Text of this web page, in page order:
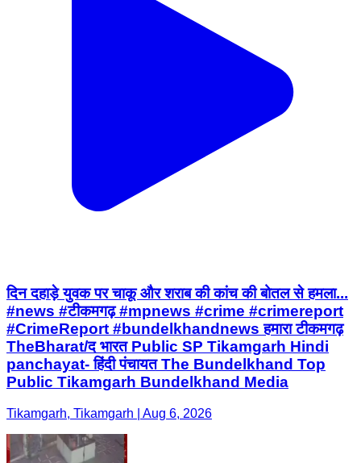
दिन दहाड़े युवक पर चाकू और शराब की कांच की बोतल से हमला...
#news #टीकमगढ़ #mpnews #crime #crimereport
#CrimeReport #bundelkhandnews हमारा टीकमगढ़
TheBharat/द भारत Public SP Tikamgarh Hindi
panchayat- हिंदी पंचायत The Bundelkhand Top
Public Tikamgarh Bundelkhand Media
Tikamgarh, Tikamgarh | Aug 6, 2026